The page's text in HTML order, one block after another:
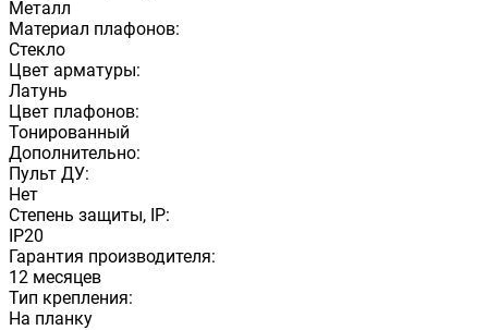
Металл
Материал плафонов:
Стекло
Цвет арматуры:
Латунь
Цвет плафонов:
Тонированный
Дополнительно:
Пульт ДУ:
Нет
Степень защиты, IP:
IP20
Гарантия производителя:
12 месяцев
Тип крепления:
На планку